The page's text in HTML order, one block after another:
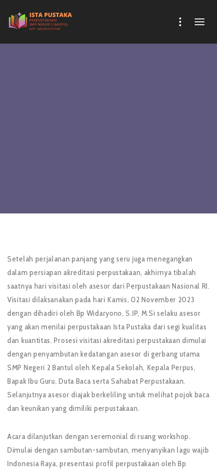
Setelah perjalanan panjang yang seru juga menegangkan
dalam persiapan akreditasi perpustakaan, akhirnya tibalah
saatnya hari visitasi oleh asesor dari Perpustakaan Nasional RI.
Visitasi dilaksanakan pada hari Kamis, 02 November 2023
dengan dihadiri oleh Bp Widaryono, S.IP, M.Si selaku asesor
yang akan menilai perpustakaan Ista Pustaka dari segi kualitas
dan kuantitas. Prosesi visitasi akreditasi perpustakaan dimulai
dengan penyambutan kedatangan asesor di gerbang utama
SMP Negeri 2 Bantul oleh Kepala Sekolah, Kepala Perpus,
Bapak Ibu Guru, Duta Baca serta Sahabat Perpustakaan.
Selanjutnya asesor diajak berkeliling untuk melihat pojok baca
dan keunikan yang dimiliki perpustakaan.
Acara dilanjutkan dengan seremonial di ruang workshop.
Dimulai dengan sambutan-sambutan, menyanyikan lagu wajib
Indonesia Raya, presentasi profil perpustakaan oleh Bp